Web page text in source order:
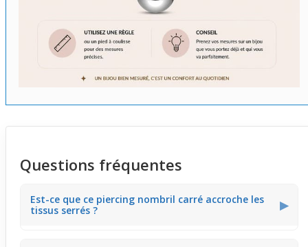
Questions fréquentes
Est-ce que ce piercing nombril carré accroche les
tissus serrés ?
▶